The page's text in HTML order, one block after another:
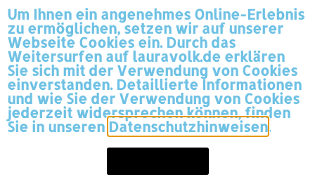
LAURA VOLK MENÜ
// Workshops
meiner künstlerischen Arbeit biete ich auch die Möglichkeit zu
Um Ihnen ein angenehmes Online-Erlebnis
zu ermöglichen, setzen wir auf unserer
Webseite Cookies ein. Durch das
Weitersurfen auf lauravolk.de erklären
Sie sich mit der Verwendung von Cookies
einverstanden. Detaillierte Informationen
und wie Sie der Verwendung von Cookies
jederzeit widersprechen können, finden
Sie in unseren Datenschutzhinweisen.